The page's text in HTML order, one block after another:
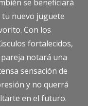
se beneficiará
tu nuevo juguete
Con los
fortalecidos,
notará una
sensación de
y no querrá
en el futuro.